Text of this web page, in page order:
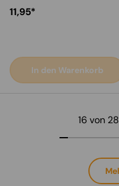
Normaler Preis
11,95*
In den Warenkorb
16 von